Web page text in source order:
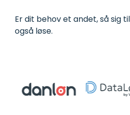
Er dit behov et andet, så sig
også løse.